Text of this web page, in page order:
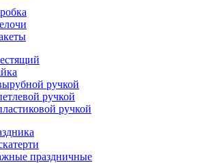
ручкой
ручкой
ручкой
праздничные